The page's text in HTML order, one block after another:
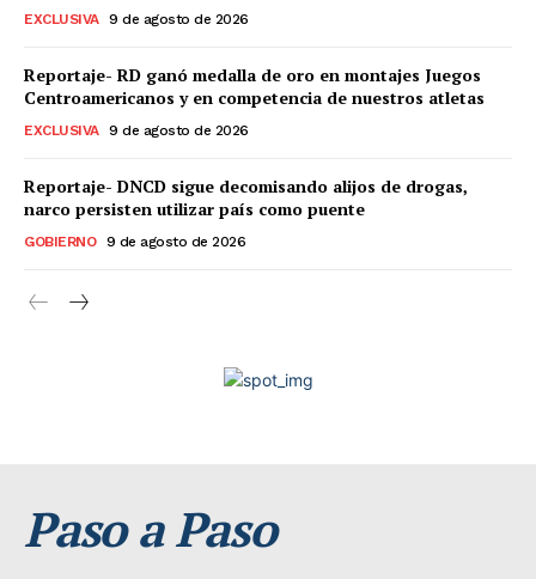
EXCLUSIVA 9 de agosto de 2026
Reportaje- RD ganó medalla de oro en montajes Juegos
Centroamericanos y en competencia de nuestros atletas
EXCLUSIVA 9 de agosto de 2026
Reportaje- DNCD sigue decomisando alijos de drogas,
narco persisten utilizar país como puente
GOBIERNO 9 de agosto de 2026
Paso a Paso